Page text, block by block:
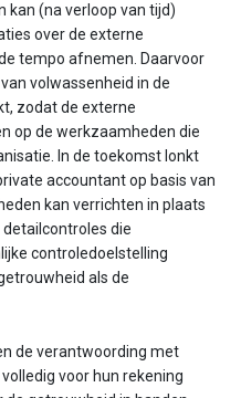
kan (na verloop van tijd)
over de externe
tempo afnemen. Daarvoor
volwassenheid in de
zodat de externe
op de werkzaamheden die
In de toekomst lonkt
accountant op basis van
kan verrichten in plaats
die
controledoelstelling
als de
de verantwoording met
voor hun rekening